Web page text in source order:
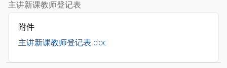
主讲新课教师登记表
附件
主讲新课教师登记表.doc